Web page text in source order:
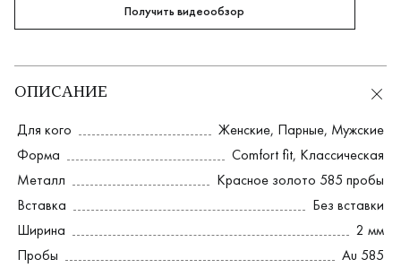
Получить видеообзор
ОПИСАНИЕ
Для кого Женские, Парные, Мужские
Форма
Comfort fit, Классическая
Металл
Красное золото 585 пробы
Вставка
Без вставки
Ширина
2 мм
Пробы
Au 585